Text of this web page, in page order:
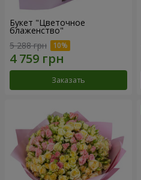
Букет "Цветочное
блаженство"
5 288 грн
Заказать